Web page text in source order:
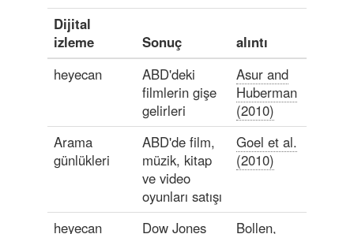
Dijital
izleme
Sonuç
alıntı
heyecan
ABD'deki
filmlerin gişe
gelirleri
Asur and
Huberman
(2010)
Arama
günlükleri
ABD'de film,
müzik, kitap
ve video
oyunları satışı
Goel et al.
(2010)
heyecan
Dow Jones
Bollen,